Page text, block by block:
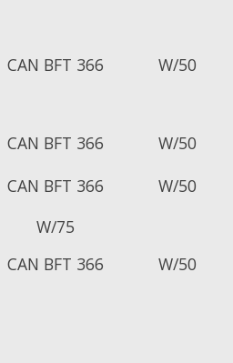
CAN BFT 366
W/50
CAN BFT 366
W/50
CAN BFT 366
W/50
W/75
CAN BFT 366 W/50